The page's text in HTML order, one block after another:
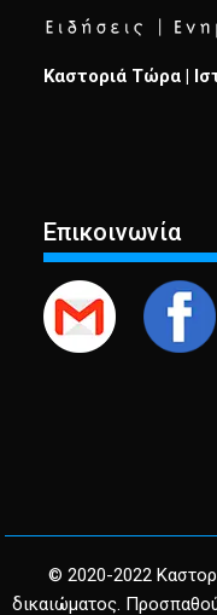
Καστοριά Τώρα |
Επικοινωνία
© 2020-2022
δικαιώματος.